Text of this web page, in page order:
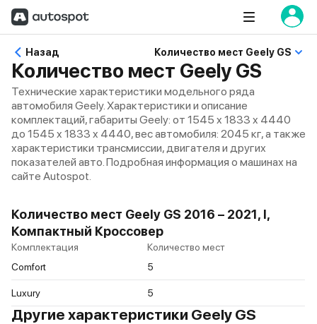
Назад Количество мест Geely GS
Количество мест Geely GS
Технические характеристики модельного ряда
автомобиля Geely. Характеристики и описание
комплектаций, габариты Geely: от 1545 x 1833 x 4440
до 1545 x 1833 x 4440, вес автомобиля: 2045 кг, а также
характеристики трансмиссии, двигателя и других
показателей авто. Подробная информация о машинах на
сайте Autospot.
Количество мест Geely GS 2016 – 2021, I,
Компактный Кроссовер
Комплектация
Количество мест
Comfort
5
Luxury 5
Другие характеристики Geely GS